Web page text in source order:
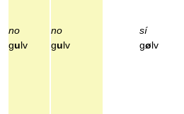
no
gulv
no
gulv
sí
gølv